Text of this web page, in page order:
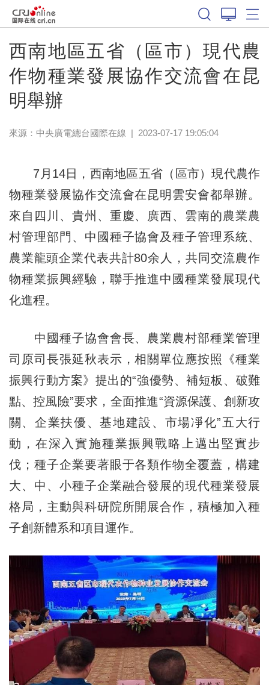
西南地區五省（區市）現代農
作物種業發展協作交流會在昆
明舉辦
來源：中央廣電總台國際在線 | 2023-07-17 19:05:04
7月14日，西南地區五省（區市）現代農作
物種業發展協作交流會在昆明雲安會都舉辦。
來自四川、貴州、重慶、廣西、雲南的農業農
村管理部門、中國種子協會及種子管理系統、
農業龍頭企業代表共計80余人，共同交流農作
物種業振興經驗，聯手推進中國種業發展現代
化進程。
中國種子協會會長、農業農村部種業管理
司原司長張延秋表示，相關單位應按照《種業
振興行動方案》提出的“強優勢、補短板、破難
點、控風險”要求，全面推進“資源保護、創新攻
關、企業扶優、基地建設、市場凈化”五大行
動，在深入實施種業振興戰略上邁出堅實步
伐；種子企業要著眼于各類作物全覆蓋，構建
大、中、小種子企業融合發展的現代種業發展
格局，主動與科研院所開展合作，積極加入種
子創新體系和項目運作。